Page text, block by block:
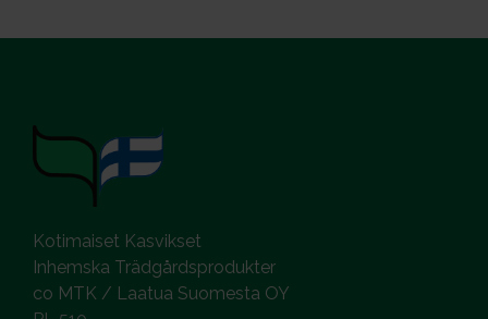
Kotimaiset Kasvikset
Inhemska Trädgårdsprodukter
co MTK / Laatua Suomesta OY